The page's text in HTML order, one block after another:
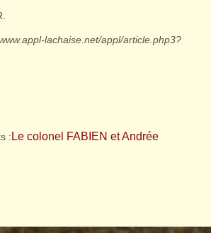
lachaise.net/appl/article.php3?
: Le colonel FABIEN et Andrée